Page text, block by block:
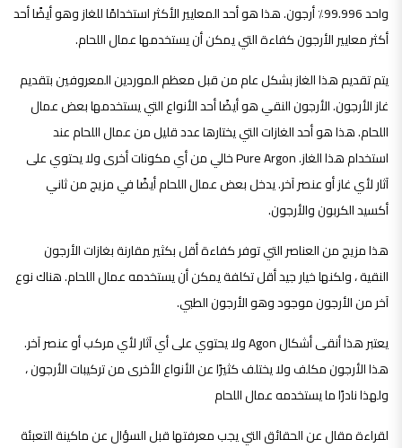
واحد 99.996٪ أرجون. هذا هو أحد المعايير الأكثر استخدامًا للغاز وهو أيضًا أحد
أكثر معايير الأرجون كفاءة التي يمكن أن يستخدمها عمال اللحام.
يتم تقديم هذا الغاز بشكل عام من قبل معظم الموردين المعروفين بتقديم
غاز الأرجون. الأرجون النقي هو أيضًا أحد الأنواع التي يستخدمها بعض عمال
اللحام. هذا هو أحد الغازات التي يختارها عدد قليل من عمال اللحام عند
استخدام هذا الغاز. Pure Argon خالي من أي مكونات أخرى ولا يحتوي على
آثار لأي غاز أو عنصر آخر. يدخل بعض عمال اللحام أيضًا في مزيج من ثاني
أكسيد الكربون والأرجون.
هذا مزيج من العناصر التي توفر كفاءة أقل بكثير مقارنة بغازات الأرجون
النقية ، ولكنها خيار جيد أقل تكلفة يمكن أن يستخدمه عمال اللحام. هناك نوع
آخر من الأرجون موجود وهو الأرجون الطبي.
يعتبر هذا أنقى أشكال Agon ولا يحتوي على أي آثار لأي مركب أو عنصر آخر.
هذا الأرجون مكلف ولا يختلف كثيرًا عن الأنواع الأخرى من تركيبات الأرجون ،
ولهذا نادرًا ما يستخدمه عمال اللحام
لقراءة مقال عن الحقائق التي يجب معرفتها قبل السؤال عن ماكينة التعبئة